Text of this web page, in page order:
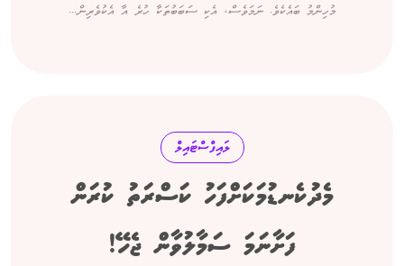
މުހިންމު ބައެކެވެ. ނަމަވެސް، އެކި ސަބަބުތަކާ ހުރެ އާ އެކުވެރިން...
ލައިފްސްޓައިލް
މެދުކެނޑުމަކަށްފަހު ކަސްރަތު ކުރަން
ފަށާނަމަ ސަމާލުވާން ޖެހޭ!